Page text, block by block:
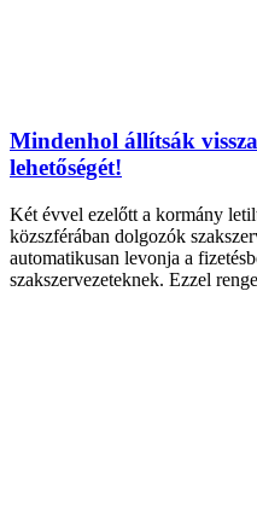
Mindenhol állítsák
lehetőségét!
Két évvel ezelőtt a kormány
közszférában dolgozók
automatikusan levonja a
szakszervezeteknek. Ezzel